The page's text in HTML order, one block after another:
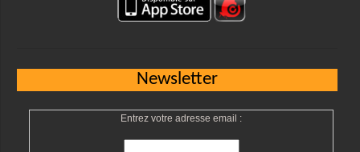
Newsletter
Entrez votre adresse email :